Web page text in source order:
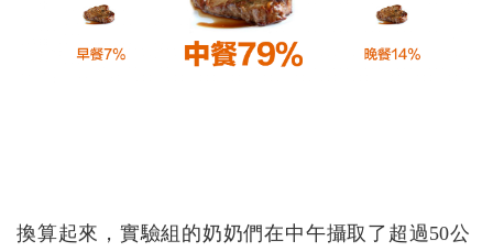
換算起來，實驗組的奶奶們在中午攝取了超過50公